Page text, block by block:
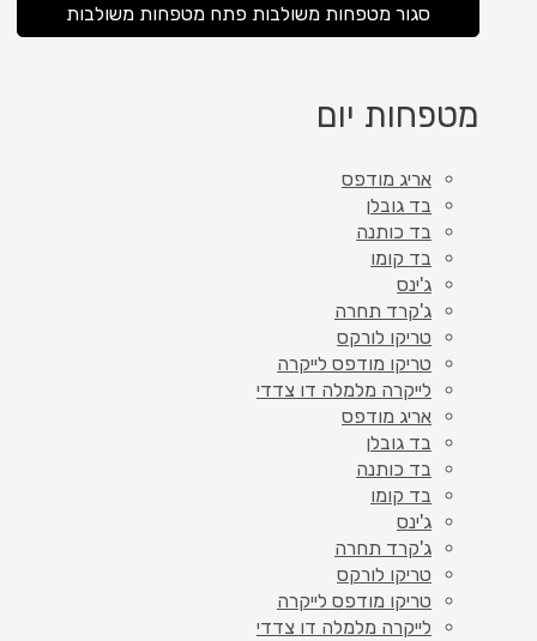
סגור מטפחות משולבות פתח מטפחות משולבות
מטפחות יום
אריג מודפס
בד גובלן
בד כותנה
בד קומו
ג'ינס
ג'קרד תחרה
טריקו לורקס
טריקו מודפס לייקרה
לייקרה מלמלה דו צדדי
אריג מודפס
בד גובלן
בד כותנה
בד קומו
ג'ינס
ג'קרד תחרה
טריקו לורקס
טריקו מודפס לייקרה
לייקרה מלמלה דו צדדי